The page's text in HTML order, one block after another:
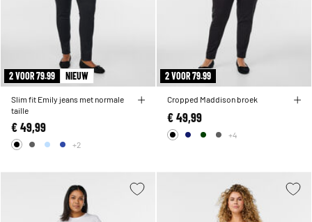
2 VOOR 79.99 NIEUW
Slim fit Emily jeans met normale
taille
€ 49,99
+2
2 VOOR 79.99
Cropped Maddison broek
€ 49,99
+4